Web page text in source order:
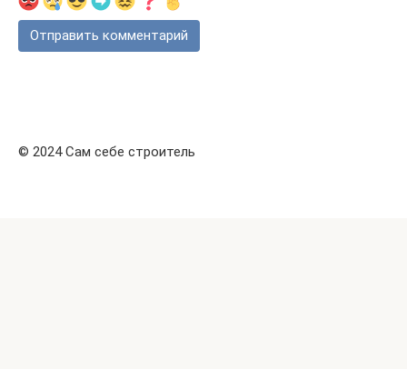
© 2024 Сам себе строитель